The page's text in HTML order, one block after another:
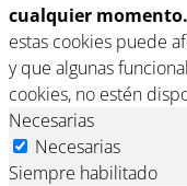
cualquier momento.
estas cookies puede
y que algunas
cookies, no estén
Necesarias
Necesarias
Siempre habilitado